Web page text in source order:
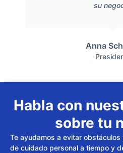
su
Anna
Habla con
sobre tu
Te ayudamos a evitar
de cuidado personal a tiempo y